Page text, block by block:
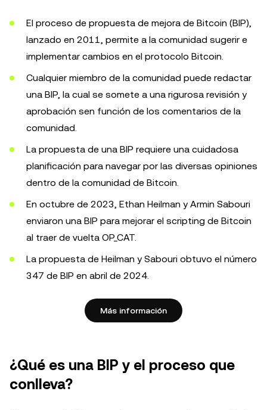
El proceso de propuesta de mejora de Bitcoin (BIP),
lanzado en 2011, permite a la comunidad sugerir e
implementar cambios en el protocolo Bitcoin.
Cualquier miembro de la comunidad puede redactar
una BIP, la cual se somete a una rigurosa revisión y
aprobación sen función de los comentarios de la
comunidad.
La propuesta de una BIP requiere una cuidadosa
planificación para navegar por las diversas opiniones
dentro de la comunidad de Bitcoin.
En octubre de 2023, Ethan Heilman y Armin Sabouri
enviaron una BIP para mejorar el scripting de Bitcoin
al traer de vuelta OP_CAT.
La propuesta de Heilman y Sabouri obtuvo el número
347 de BIP en abril de 2024.
Más información
¿Qué es una BIP y el proceso que
conlleva?